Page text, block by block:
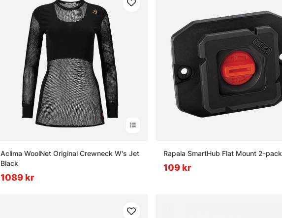
Aclima WoolNet Original Crewneck W's Jet
Black
1089 kr
Rapala SmartHub Flat Mount 2-pack
109 kr